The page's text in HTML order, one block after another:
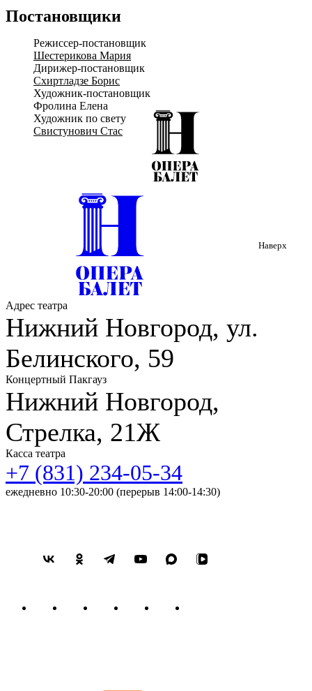
Осёл и Пёс, Кот и Петух, Атаманша и Король – встретятся
Нижегородского оперного театра и Нижегородского русского
народного оркестра имени В.А. Кузнецова «Бременские
музыканты», вот уже в который раз следуя за своим
призванием, принесут людям смех и радость.
Постановщики
Режиссер-постановщик
Шестерикова Мария
Дирижер-постановщик
Схиртладзе Борис
Художник-постановщик
Фролина Елена
Художник по свету
Свистунович Стас
Наверх
Адрес театра
Нижний Новгород, ул.
Белинского, 59
Концертный Пакгауз
Нижний Новгород,
Стрелка, 21Ж
Касса театра
+7 (831) 234-05-34
ежедневно 10:30-20:00 (перерыв 14:00-14:30)